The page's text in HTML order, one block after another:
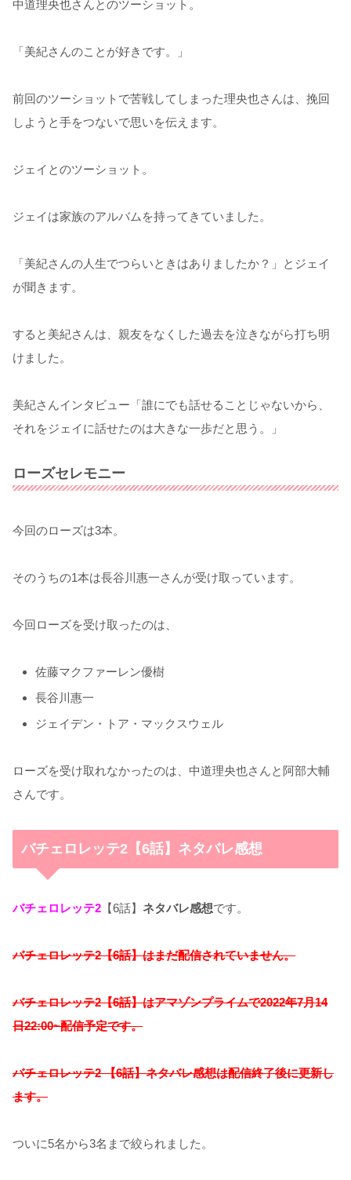
中道理央也さんとのツーショット。
「美紀さんのことが好きです。」
前回のツーショットで苦戦してしまった理央也さんは、挽回
しようと手をつないで思いを伝えます。
ジェイとのツーショット。
ジェイは家族のアルバムを持ってきていました。
「美紀さんの人生でつらいときはありましたか？」とジェイ
が聞きます。
すると美紀さんは、親友をなくした過去を泣きながら打ち明
けました。
美紀さんインタビュー「誰にでも話せることじゃないから、
それをジェイに話せたのは大きな一歩だと思う。」
ローズセレモニー
今回のローズは3本。
そのうちの1本は長谷川惠一さんが受け取っています。
今回ローズを受け取ったのは、
佐藤マクファーレン優樹
長谷川惠一
ジェイデン・トア・マックスウェル
ローズを受け取れなかったのは、中道理央也さんと阿部大輔
さんです。
バチェロレッテ2【6話】ネタバレ感想
バチェロレッテ2 【6話】 ネタバレ感想です。
バチェロレッテ2【6話】はまだ配信されていません。
バチェロレッテ2【6話】はアマゾンプライムで2022年7月14
日22:00~配信予定です。
バチェロレッテ2 【6話】ネタバレ感想は配信終了後に更新し
ます。
ついに5名から3名まで絞られました。